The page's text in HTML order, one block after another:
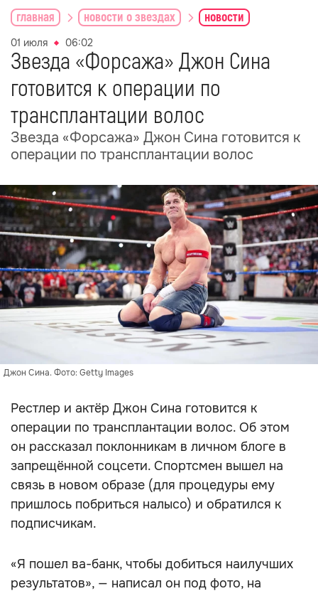
главная новости о звездах новости
01 июля 06:02
Звезда «Форсажа» Джон Сина
готовится к операции по
трансплантации волос
Звезда «Форсажа» Джон Сина готовится к
операции по трансплантации волос
Джон Сина. Фото: Getty Images
Рестлер и актёр Джон Сина готовится к
операции по трансплантации волос. Об этом
он рассказал поклонникам в личном блоге в
запрещённой соцсети. Спортсмен вышел на
связь в новом образе (для процедуры ему
пришлось побриться налысо) и обратился к
подписчикам.
«Я пошел ва-банк, чтобы добиться наилучших
результатов», — написал он под фото, на